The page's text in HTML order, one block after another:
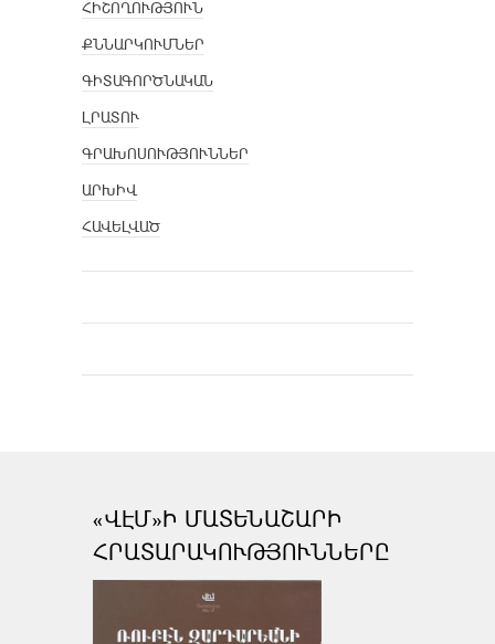
ՀԻՇՈՂՈՒԹՅՈՒՆ
ՔՆՆԱՐԿՈՒՄՆԵՐ
ԳԻՏԱԳՈՐԾՆԱԿԱՆ
ԼՐԱՏՈՒ
ԳՐԱԽՈՍՈՒԹՅՈՒՆՆԵՐ
ԱՐԽԻՎ
ՀԱՎԵԼՎԱԾ
«ՎԷՄ»Ի ՄԱՏԵՆԱՇԱՐԻ
ՀՐԱՏԱՐԱԿՈՒԹՅՈՒՆՆԵՐԸ